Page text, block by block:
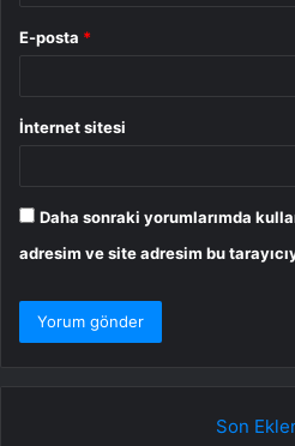
E-posta *
İnternet sitesi
Daha sonraki yorumlarımda
adresim ve site adresim bu
Son